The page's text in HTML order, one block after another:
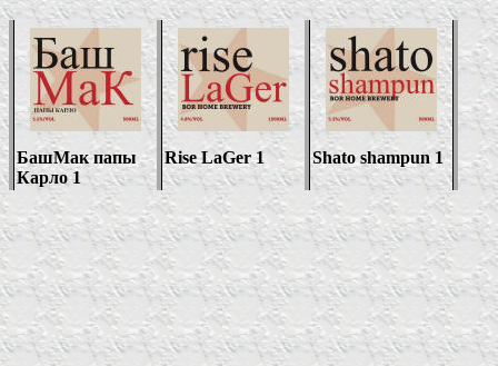
БашМак папы
Карло 1
Rise LaGer 1 Shato shampun 1